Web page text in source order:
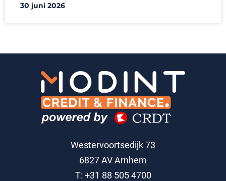
30 juni 2026
Westervoortsedijk 73
6827 AV Arnhem
T: +31 88 505 4700